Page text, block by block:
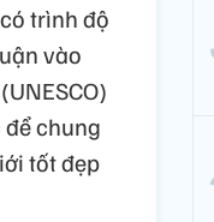
trình độ
vào
chung
tốt đẹp